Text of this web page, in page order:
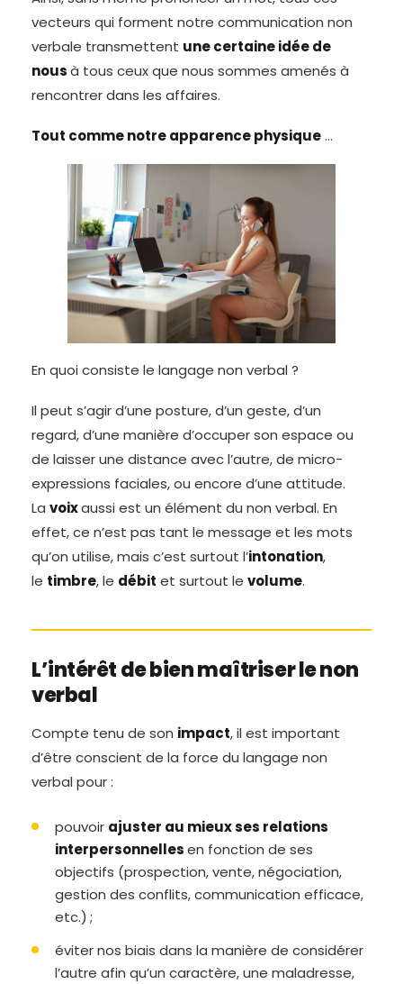
vecteurs qui forment notre communication non
verbale transmettent une certaine idée de
nousà tous ceux que nous sommes amenés à
rencontrer dans les affaires.
Tout comme notre apparence physique…
En quoi consiste le langage non verbal ?
Il peut s’agir d’une posture, d’un geste, d’un
regard, d’une manière d’occuper son espace ou
de laisser une distance avec l’autre, de micro-
expressions faciales, ou encore d’une attitude.
La voixaussi est un élément du non verbal. En
effet, ce n’est pas tant le message et les mots
qu’on utilise, mais c’est surtout l’intonation,
le timbre, le débit et surtout le volume.
L’intérêt de bien maîtriser le non
verbal
Compte tenu de son impact, il est important
d’être conscient de la force du langage non
verbal pour :
pouvoir ajuster au mieux ses relations
interpersonnellesen fonction de ses
objectifs (prospection, vente, négociation,
gestion des conflits, communication efficace,
etc.) ;
éviter nos biais dans la manière de considérer
l’autre afin qu’un caractère, une maladresse,